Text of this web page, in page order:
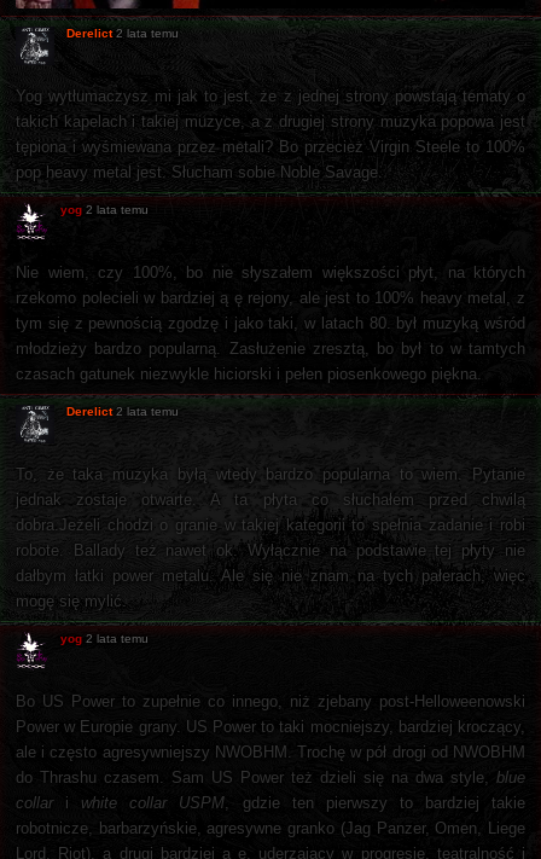
Derelict 2 lata temu
Yog wytłumaczysz mi jak to jest, że z jednej strony powstają tematy o
takich kapelach i takiej muzyce, a z drugiej strony muzyka popowa jest
tępiona i wyśmiewana przez metali? Bo przecież Virgin Steele to 100%
pop heavy metal jest. Słucham sobie Noble Savage.
yog 2 lata temu
Nie wiem, czy 100%, bo nie słyszałem większości płyt, na których
rzekomo polecieli w bardziej ą ę rejony, ale jest to 100% heavy metal, z
tym się z pewnością zgodzę i jako taki, w latach 80. był muzyką wśród
młodzieży bardzo popularną. Zasłużenie zresztą, bo był to w tamtych
czasach gatunek niezwykle hiciorski i pełen piosenkowego piękna.
Derelict 2 lata temu
To, że taka muzyka byłą wtedy bardzo popularna to wiem. Pytanie
jednak zostaje otwarte. A ta płyta co słuchałem przed chwilą
dobra.Jeżeli chodzi o granie w takiej kategorii to spełnia zadanie i robi
robote. Ballady też nawet ok. Wyłącznie na podstawie tej płyty nie
dałbym łatki power metalu. Ale się nie znam na tych pałerach, więc
mogę się mylić.
yog 2 lata temu
Bo US Power to zupełnie co innego, niż zjebany post-Helloweenowski
Power w Europie grany. US Power to taki mocniejszy, bardziej kroczący,
ale i często agresywniejszy NWOBHM. Trochę w pół drogi od NWOBHM
do Thrashu czasem. Sam US Power też dzieli się na dwa style, blue
collari white collar USPM , gdzie ten pierwszy to bardziej takie
robotnicze, barbarzyńskie, agresywne granko (Jag Panzer, Omen, Liege
Lord, Riot), a drugi bardziej ą ę, uderzający w progresję, teatralność i